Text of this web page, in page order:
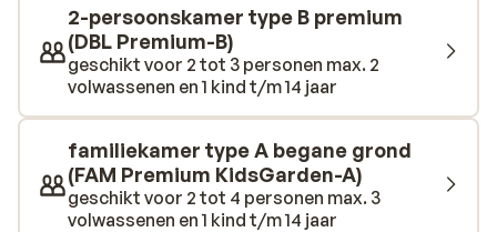
Daar komt nog eens bij dat je gebruik mag maken van
de faciliteiten van het naastgelegen hotel Iberostar
Selection Albufera Playa. Fijne vakantie!
2-persoonskamer type B premium
(DBL Premium-B)
geschikt voor 2 tot 3 personen max. 2
volwassenen en 1 kind t/m 14 jaar
familiekamer type A begane grond
(FAM Premium KidsGarden-A)
geschikt voor 2 tot 4 personen max. 3
volwassenen en 1 kind t/m 14 jaar